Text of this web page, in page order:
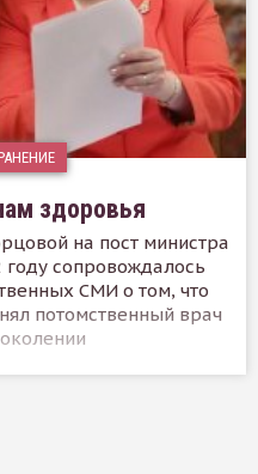
здоровья
на пост министра
сопровождалось
СМИ о том, что
потомственный врач